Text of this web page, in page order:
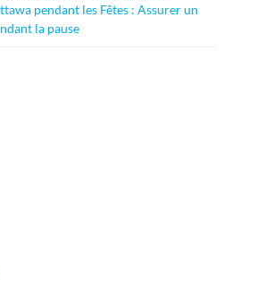
pendant les Fêtes : Assurer un
la pause